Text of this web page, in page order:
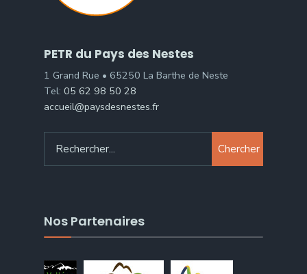
PETR du Pays des Nestes
1 Grand Rue • 65250 La Barthe de Neste
Tel: 05 62 98 50 28
accueil@paysdesnestes.fr
Chercher
Nos Partenaires